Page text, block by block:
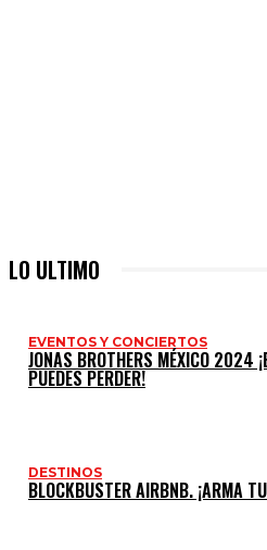
LO ULTIMO
EVENTOS Y CONCIERTOS
JONAS BROTHERS MÉXICO 2024
PUEDES PERDER!
DESTINOS
BLOCKBUSTER AIRBNB. ¡ARMA